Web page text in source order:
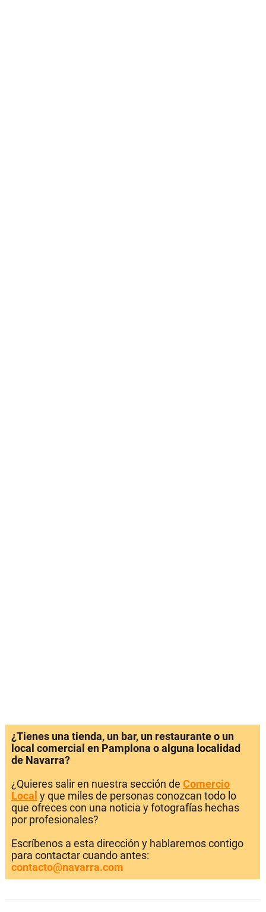
¿Tienes una tienda, un bar, un restaurante o un
local comercial en Pamplona o alguna localidad
de Navarra?
¿Quieres salir en nuestra sección de Comercio
Local y que miles de personas conozcan todo lo
que ofreces con una noticia y fotografías hechas
por profesionales?
Escríbenos a esta dirección y hablaremos contigo
para contactar cuando antes:
contacto@navarra.com